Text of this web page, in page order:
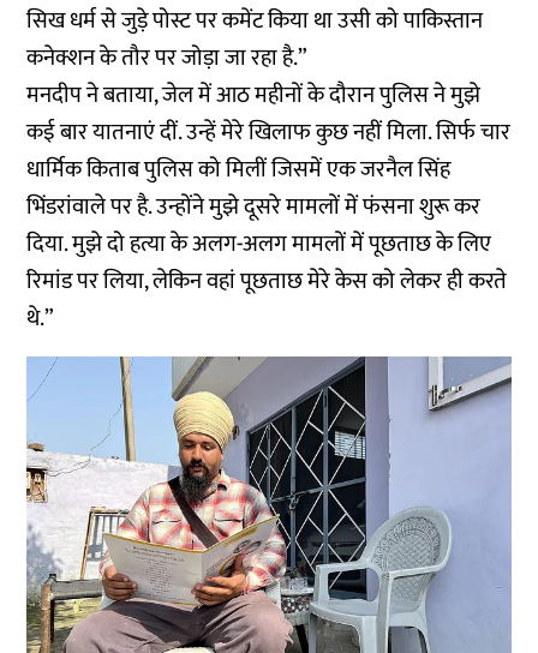
सिख धर्म से जुड़े पोस्ट पर कमेंट किया था उसी को पाकिस्तान
कनेक्शन के तौर पर जोड़ा जा रहा है.”
मनदीप ने बताया, जेल में आठ महीनों के दौरान पुलिस ने मुझे
कई बार यातनाएं दीं. उन्हें मेरे खिलाफ कुछ नहीं मिला. सिर्फ चार
धार्मिक किताब पुलिस को मिलीं जिसमें एक जरनैल सिंह
भिंडरांवाले पर है. उन्होंने मुझे दूसरे मामलों में फंसना शुरू कर
दिया. मुझे दो हत्या के अलग-अलग मामलों में पूछताछ के लिए
रिमांड पर लिया, लेकिन वहां पूछताछ मेरे केस को लेकर ही करते
थे.”